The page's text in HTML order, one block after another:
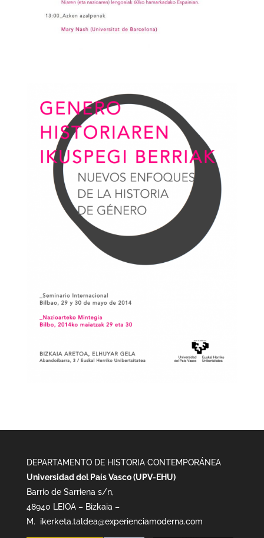
DEPARTAMENTO DE HISTORIA CONTEMPORÁNEA
Universidad del País Vasco (UPV-EHU)
Barrio de Sarriena s/n,
48940 LEIOA – Bizkaia –
M.
ikerketa.taldea@experienciamoderna.com